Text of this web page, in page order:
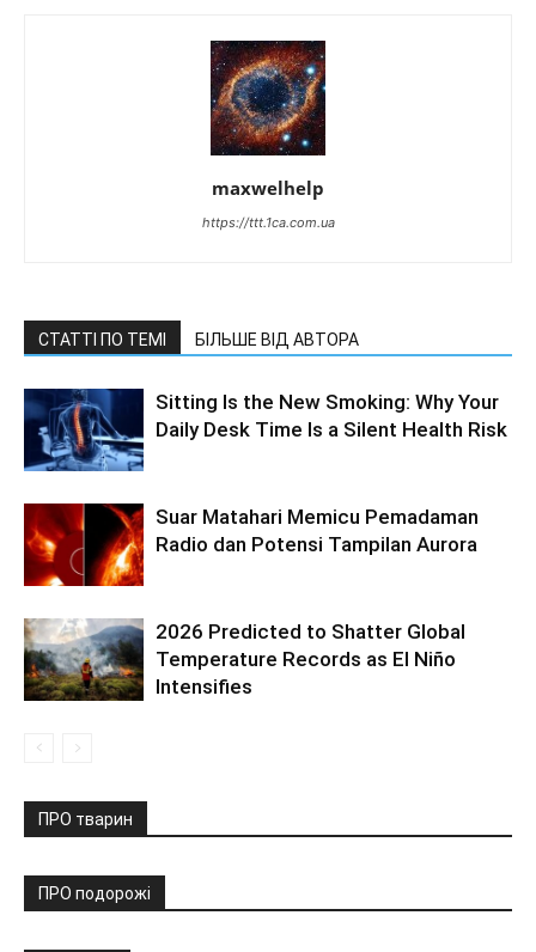
maxwelhelp
https://ttt.1ca.com.ua
СТАТТІ ПО ТЕМІ БІЛЬШЕ ВІД АВТОРА
Sitting Is the New Smoking: Why Your
Daily Desk Time Is a Silent Health Risk
Suar Matahari Memicu Pemadaman
Radio dan Potensi Tampilan Aurora
2026 Predicted to Shatter Global
Temperature Records as El Niño
Intensifies
ПРО тварин
ПРО подорожі